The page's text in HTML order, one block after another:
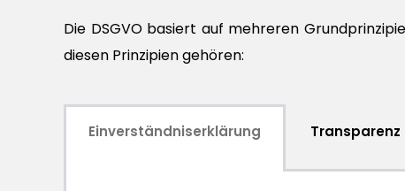
Die DSGVO basiert auf mehreren
diesen Prinzipien gehören:
Einverständniserklärung Transparenz